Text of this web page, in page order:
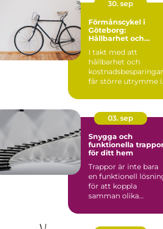
30. sep
Förmånscykel i
Göteborg:
Hållbarhet och
I takt med att
hållbarhet och
kostnadsbesparingar
får större utrymme i
03. sep
Snygga och
funktionella
för ditt hem
Trappor är inte bara
en funktionell
för att koppla
samman olika